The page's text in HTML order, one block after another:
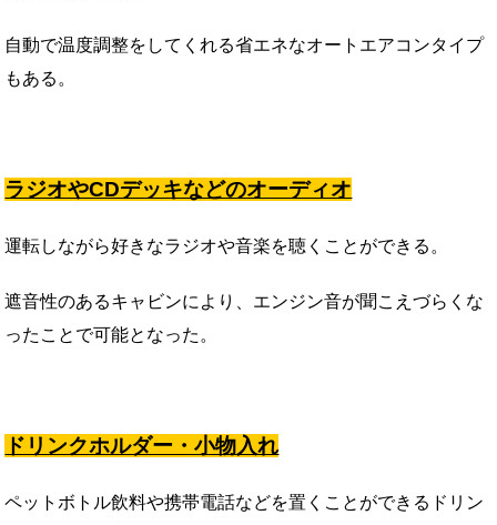
自動で温度調整をしてくれる省エネなオートエアコンタイプ
もある。
ラジオやCDデッキなどのオーディオ
運転しながら好きなラジオや音楽を聴くことができる。
遮音性のあるキャビンにより、エンジン音が聞こえづらくな
ったことで可能となった。
ドリンクホルダー・小物入れ
ペットボトル飲料や携帯電話などを置くことができるドリン